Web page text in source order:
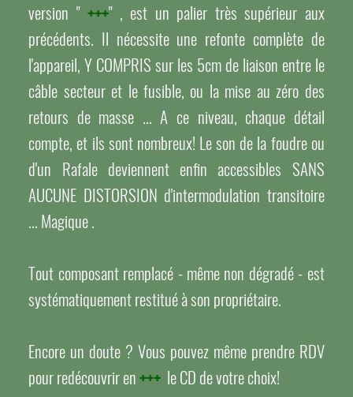
version " +++" , est un palier très supérieur aux
précédents. Il nécessite une refonte complète de
l'appareil, Y COMPRIS sur les 5cm de liaison entre le
câble secteur et le fusible, ou la mise au zéro des
retours de masse ... A ce niveau, chaque détail
compte, et ils sont nombreux! Le son de la foudre ou
d'un Rafale deviennent enfin accessibles SANS
AUCUNE DISTORSION d'intermodulation transitoire
... Magique .
Tout composant remplacé - même non dégradé - est
systématiquement restitué à son propriétaire.
Encore un doute ? Vous pouvez même prendre RDV
pour redécouvrir en+++ le CD de votre choix!